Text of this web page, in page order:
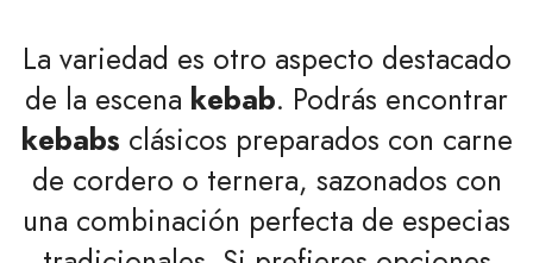
La variedad es otro aspecto destacado
de la escena kebab. Podrás encontrar
kebabs clásicos preparados con carne
de cordero o ternera, sazonados con
una combinación perfecta de especias